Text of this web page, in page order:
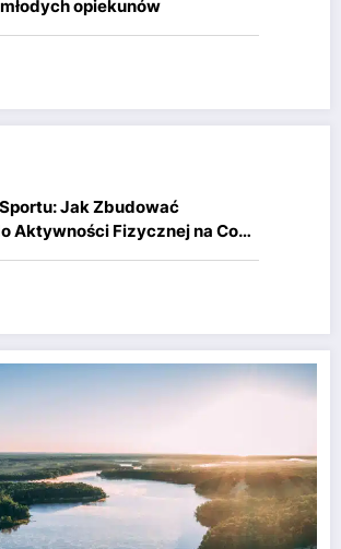
opiekunów
Jak Zbudować
Aktywności Fizycznej na Co